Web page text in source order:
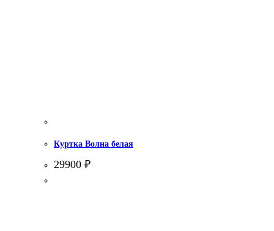
Куртка Волна белая
29900 ₽